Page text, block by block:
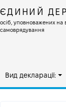
ЄДИНИЙ
осіб, уповноважених на
самоврядування
Вид декларації: